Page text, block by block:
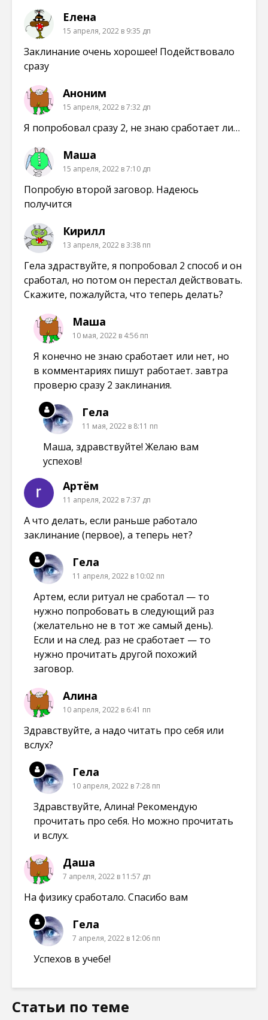
Елена
15 апреля, 2022 в 9:35 дп
Заклинание очень хорошее! Подействовало
сразу
Аноним
15 апреля, 2022 в 7:32 дп
Я попробовал сразу 2, не знаю сработает ли…
Маша
15 апреля, 2022 в 7:10 дп
Попробую второй заговор. Надеюсь
получится
Кирилл
13 апреля, 2022 в 3:38 пп
Гела здраствуйте, я попробовал 2 способ и он
сработал, но потом он перестал действовать.
Скажите, пожалуйста, что теперь делать?
Маша
10 мая, 2022 в 4:56 пп
Я конечно не знаю сработает или нет, но
в комментариях пишут работает. завтра
проверю сразу 2 заклинания.
Гела
11 мая, 2022 в 8:11 пп
Маша, здравствуйте! Желаю вам
успехов!
Артём
11 апреля, 2022 в 7:37 дп
А что делать, если раньше работало
заклинание (первое), а теперь нет?
Гела
11 апреля, 2022 в 10:02 пп
Артем, если ритуал не сработал — то
нужно попробовать в следующий раз
(желательно не в тот же самый день).
Если и на след. раз не сработает — то
нужно прочитать другой похожий
заговор.
Алина
10 апреля, 2022 в 6:41 пп
Здравствуйте, а надо читать про себя или
вслух?
Гела
10 апреля, 2022 в 7:28 пп
Здравствуйте, Алина! Рекомендую
прочитать про себя. Но можно прочитать
и вслух.
Даша
7 апреля, 2022 в 11:57 дп
На физику сработало. Спасибо вам
Гела
7 апреля, 2022 в 12:06 пп
Успехов в учебе!
Статьи по теме